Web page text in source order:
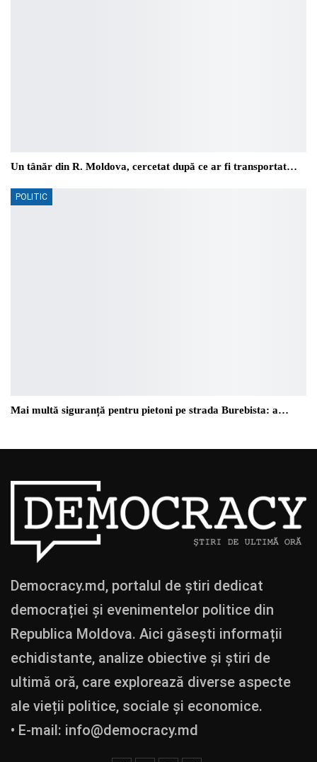
Un tânăr din R. Moldova, cercetat după ce ar fi transportat…
POLITIC
Mai multă siguranță pentru pietoni pe strada Burebista: a…
Democracy.md, portalul de știri dedicat
democrației și evenimentelor politice din
Republica Moldova. Aici găsești informații
echidistante, analize obiective și știri de
ultimă oră, care explorează diverse aspecte
ale vieții politice, sociale și economice.
• E-mail: info@democracy.md